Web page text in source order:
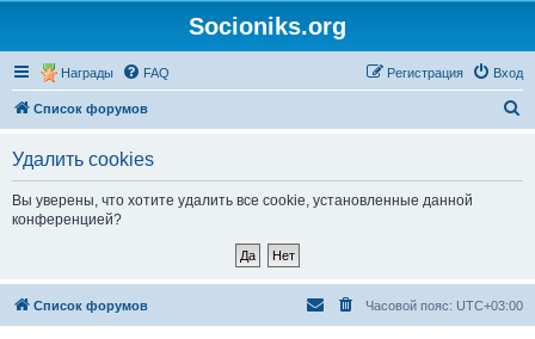
Socioniks.org
Награды FAQ Вход
Регистрация
Список форумов
Удалить cookies
Вы уверены, что хотите удалить все cookie, установленные данной
конференцией?
Список форумов Часовой пояс: UTC+03:00